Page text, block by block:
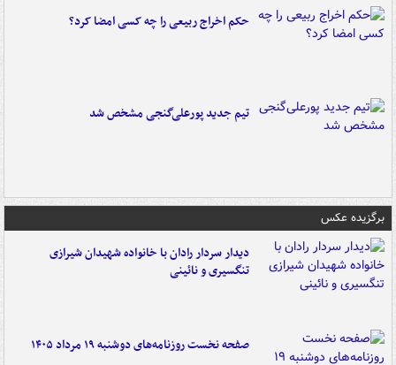
حکم اخراج ربیعی را چه کسی امضا کرد؟
تیم جدید پورعلی‌گنجی مشخص شد
برگزیده عکس
دیدار سردار رادان با خانواده‌ شهیدان شیرازی
تنگسیری و نائینی
صفحه نخست روزنامه‌های دوشنبه ۱۹ مرداد ۱۴۰۵